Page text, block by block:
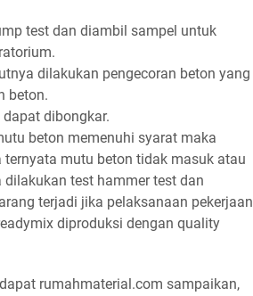
test dan diambil sampel untuk
dilakukan pengecoran beton yang
beton.
dibongkar.
beton memenuhi syarat maka
mutu beton tidak masuk atau
test hammer test dan
terjadi jika pelaksanaan pekerjaan
diproduksi dengan quality
rumahmaterial.com sampaikan,